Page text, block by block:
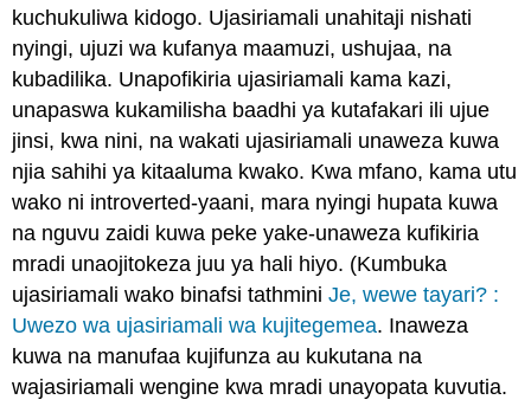
kuchukuliwa kidogo. Ujasiriamali unahitaji nishati
nyingi, ujuzi wa kufanya maamuzi, ushujaa, na
kubadilika. Unapofikiria ujasiriamali kama kazi,
unapaswa kukamilisha baadhi ya kutafakari ili ujue
jinsi, kwa nini, na wakati ujasiriamali unaweza kuwa
njia sahihi ya kitaaluma kwako. Kwa mfano, kama utu
wako ni introverted-yaani, mara nyingi hupata kuwa
na nguvu zaidi kuwa peke yake-unaweza kufikiria
mradi unaojitokeza juu ya hali hiyo. (Kumbuka
ujasiriamali wako binafsi tathminiJe, wewe tayari? :
Uwezo wa ujasiriamali wa kujitegemea. Inaweza
kuwa na manufaa kujifunza au kukutana na
wajasiriamali wengine kwa mradi unayopata kuvutia.